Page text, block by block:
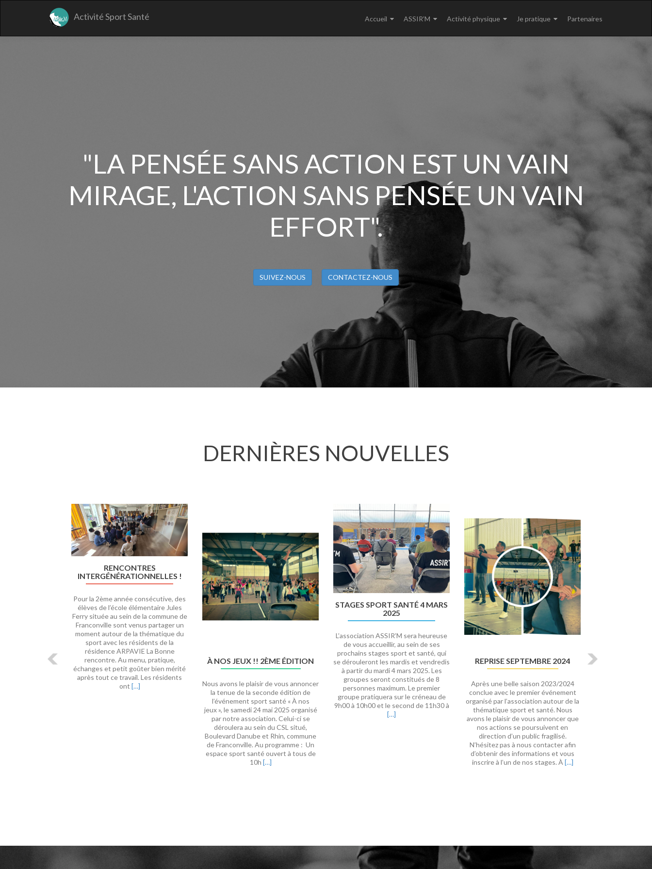
Activité Sport Santé
Accueil
ASSIR’M Activité physique Je pratique Partenaires
"LA PENSÉE SANS ACTION EST UN VAIN
MIRAGE, L'ACTION SANS PENSÉE UN VAIN
EFFORT".
SUIVEZ-NOUS CONTACTEZ-NOUS
DERNIÈRES NOUVELLES
RENCONTRES
INTERGÉNÉRATIONNELLES !
Pour la 2ème année consécutive, des
élèves de l’école élémentaire Jules
Ferry située au sein de la commune de
Franconville sont venus partager un
moment autour de la thématique du
sport avec les résidents de la
résidence ARPAVIE La Bonne
rencontre. Au menu, pratique,
échanges et petit goûter bien mérité
après tout ce travail. Les résidents
ont En
[…]
À NOS JEUX !! 2ÈME ÉDITION
Nous avons le plaisir de vous annoncer
la tenue de la seconde édition de
l’événement sport santé « À nos
jeux », le samedi 24 mai 2025 organisé
par notre association. Celui-ci se
déroulera au sein du CSL situé,
Boulevard Danube et Rhin, commune
de Franconville. Au programme : Un
espace sport santé ouvert à tous de
10h En
[…]
STAGES SPORT SANTÉ 4 MARS
2025
L’association ASSIR’M sera heureuse
de vous accueillir, au sein de ses
prochains stages sport et santé, qui
se dérouleront les mardis et vendredis
à partir du mardi 4 mars 2025. Les
groupes seront constitués de 8
personnes maximum. Le premier
groupe pratiquera sur le créneau de
9h00 à 10h00 et le second de 11h30 àEn
surStages
[…]
REPRISE SEPTEMBRE 2024
Après une belle saison 2023/2024
conclue avec le premier événement
organisé par l’association autour de la
thématique sport et santé. Nous
avons le plaisir de vous annoncer que
nos actions se poursuivent en
direction d’un public fragilisé.
N’hésitez pas à nous contacter afin
d’obtenir des informations et vous
inscrire à l’un de nos stages. À En
[…]
Précédent